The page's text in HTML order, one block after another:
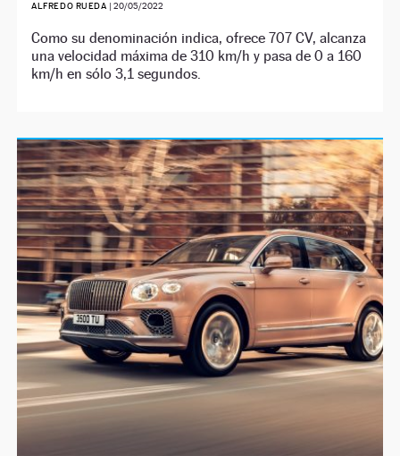
ALFREDO RUEDA | 20/05/2022
Como su denominación indica, ofrece 707 CV, alcanza
una velocidad máxima de 310 km/h y pasa de 0 a 160
km/h en sólo 3,1 segundos.